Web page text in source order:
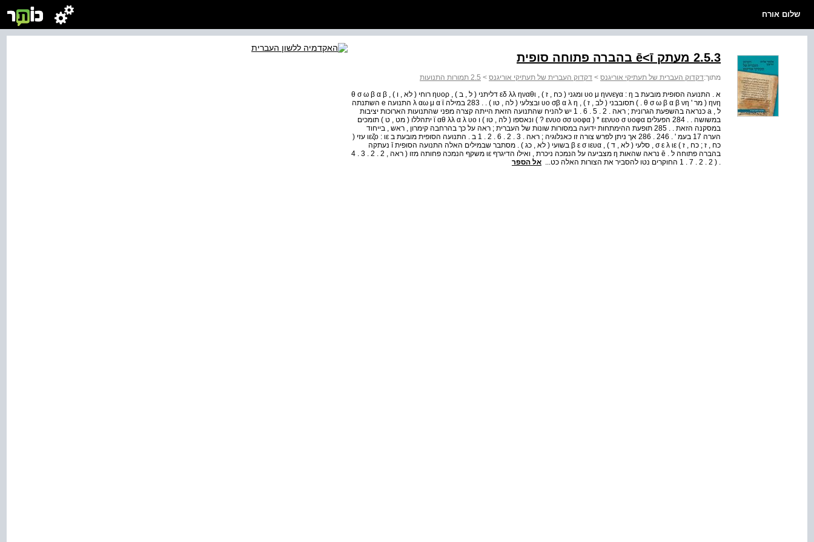
שלום אורח
2.5.3 מעתק ē<ī בהברה פתוחה סופית
מתוך:דקדוק העברית של תעתיקי אוריגנס > דקדוק העברית של תעתיקי אוריגנס > 2.5 תמורות התנועות
א . התנועה הסופית מובעת ב υο μ ηννεγα : η ומגני ( כח , ז ) , εδ λλ ηναθι דליתני ( ל , ב ) , ηυορ רוחי ( לא , ו ) , θ σ ω β α β
ηνη ( מר ' θ σ ω β α β νη . ) תסובבני ( לב , ז ) , υο σβ α λ η ובצלעי ( לה , טו ) . . 283 במילה λ αω μ α ϊ התנועה e השתנתה
ל , a כנראה בהשפעת הגרונית ; ראה . 2 . 5 . 6 . 1 יש להניח שהתנועה הזאת הייתה קצרה מפני שהתנועות הארוכות יציבות
במשושה . . 284 הפעלים ενυο σσ υοφα ) * εενυο σ υοφα ? ) ונאספו ( לה , טו ) ו ϊ αθ λλ α λ υο יתהללו ( מט , ט ) תומכים
במסקנה הזאת . . 285 תופעת ההימתחות ידועה במסורות שונות של העברית ; ראה על כך בהרחבה קימרון , ראש , בייחוד
הערה 17 בעמ ' . 246 . 286 אך ניתן לפרש צורה זו כאנלוגיה ; ראה . 3 . 2 . 6 . 2 . 1 ב . התנועה הסופית מובעת ב ιεζο : ιε עזי (
כח , ז ; כח , ז ) σ ε λ ιε , סלעי ( לא , ד ) , β ε σ ιευα בשועי ( לא , כג ) . מסתבר שבמילים האלה התנועה הסופית ī נעתקה
בהברה פתוחה ל . ē נראה שהאות η מצביעה על הנמכה ניכרת , ואילו הדיגרף ιε משקף הנמכה פחותה מזו ( ראה , 2 . 2 . 3 . 4
. ( 2 . 2 . 7 . 1 החוקרים נטו להסביר את הצורות האלה כט...
אל הספר